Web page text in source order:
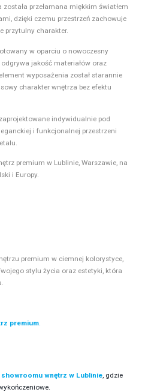
przełamana miękkim światłem
dzięki czemu przestrzeń zachowuje
przytulny charakter.
w oparciu o nowoczesny
jakość materiałów oraz
wyposażenia został starannie
charakter wnętrza bez efektu
indywidualnie pod
i funkcjonalnej przestrzeni
premium w Lublinie, Warszawie, na
i Europy.
premium w ciemnej kolorystyce,
stylu życia oraz estetyki, która
premium.
showroomu wnętrz w Lublinie, gdzie